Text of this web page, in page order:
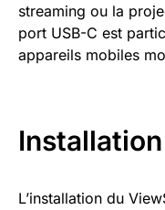
streaming ou la
port USB-C est
appareils mobiles
L’installation du